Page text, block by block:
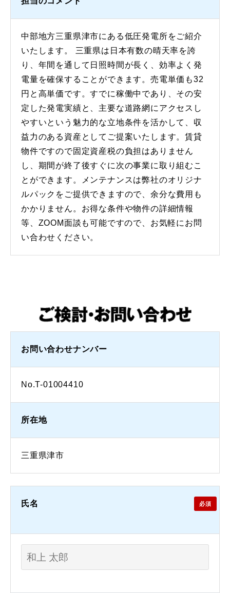
中部地方三重県津市にある低圧発電所をご紹介
いたします。 三重県は日本有数の晴天率を誇
り、年間を通して日照時間が長く、効率よく発
電量を確保することができます。売電単価も32
円と高単価です。すでに稼働中であり、その安
定した発電実績と、主要な道路網にアクセスし
やすいという魅力的な立地条件を活かして、収
益力のある資産としてご提案いたします。賃貸
物件ですので固定資産税の負担はありません
し、期間が終了後すぐに次の事業に取り組むこ
とができます。メンテナンスは弊社のオリジナ
ルパックをご提供できますので、余分な費用も
かかりません。お得な条件や物件の詳細情報
等、ZOOM面談も可能ですので、お気軽にお問
い合わせください。
お問い合わせナンバー
No.T-01004410
所在地
三重県津市
必須
氏名